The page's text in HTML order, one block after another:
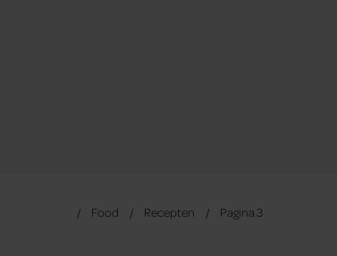
Food Recepten Pagina 3